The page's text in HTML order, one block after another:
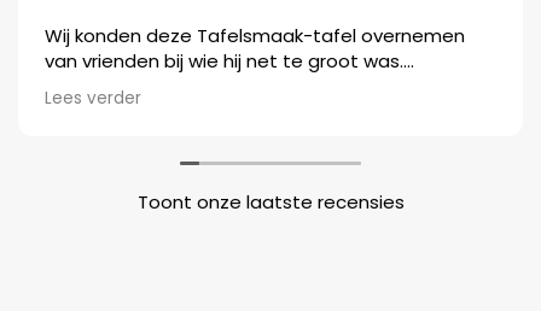
Wij konden deze Tafelsmaak-tafel overnemen
van vrienden bij wie hij net te groot was.
Tafelsmaak heeft de tafel daar opgehaald, hem
zelfs opnieuw geschuurd en gelakt, en vervolgens
met de Deens ovale tafel.
Prachtig familiebedrijf, we zouden het zeker
Lees verder
Toont onze laatste recensies